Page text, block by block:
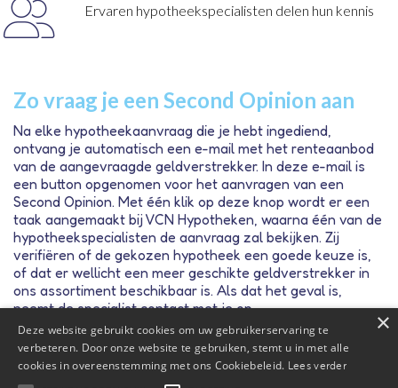
Ervaren hypotheekspecialisten delen hun kennis
Zo vraag je een Second Opinion aan
Na elke hypotheekaanvraag die je hebt ingediend,
ontvang je automatisch een e-mail met het renteaanbod
van de aangevraagde geldverstrekker. In deze e-mail is
een button opgenomen voor het aanvragen van een
Second Opinion. Met één klik op deze knop wordt er een
taak aangemaakt bij VCN Hypotheken, waarna één van de
hypotheekspecialisten de aanvraag zal bekijken. Zij
verifiëren of de gekozen hypotheek een goede keuze is,
of dat er wellicht een meer geschikte geldverstrekker in
ons assortiment beschikbaar is. Als dat het geval is,
neemt de specialist contact met je op.
Jij blijft als adviseur verantwoordelijk
×
Deze website gebruikt cookies om uw gebruikerservaring te
verbeteren. Door onze website te gebruiken, stemt u in met alle
cookies in overeenstemming met ons Cookiebeleid. Lees verder